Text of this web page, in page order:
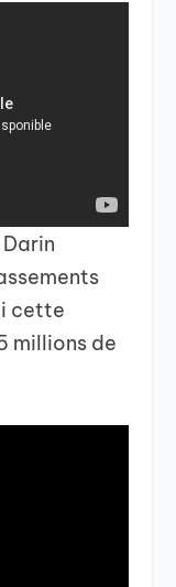
cette
millions de